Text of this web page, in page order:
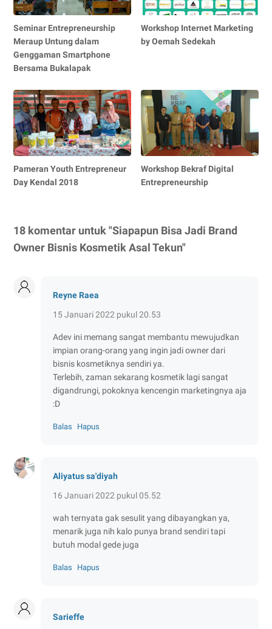
Seminar Entrepreneurship
Meraup Untung dalam
Genggaman Smartphone
Bersama Bukalapak
Workshop Internet Marketing
by Oemah Sedekah
Pameran Youth Entrepreneur
Day Kendal 2018
Workshop Bekraf Digital
Entrepreneurship
18 komentar untuk "Siapapun Bisa Jadi Brand
Owner Bisnis Kosmetik Asal Tekun"
Reyne Raea
15 Januari 2022 pukul 20.53
Adev ini memang sangat membantu mewujudkan
impian orang-orang yang ingin jadi owner dari
bisnis kosmetiknya sendiri ya.
Terlebih, zaman sekarang kosmetik lagi sangat
digandrungi, pokoknya kencengin marketingnya aja
:D
Balas Hapus
Aliyatus sa'diyah
16 Januari 2022 pukul 05.52
wah ternyata gak sesulit yang dibayangkan ya,
menarik juga nih kalo punya brand sendiri tapi
butuh modal gede juga
Balas Hapus
Sarieffe